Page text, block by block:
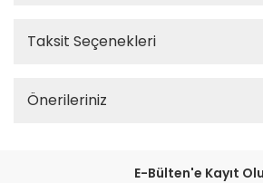
Taksit Seçenekleri
Önerileriniz
E-Bülten'e Kayıt